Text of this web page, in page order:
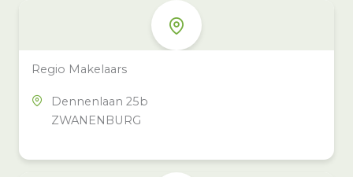
Regio Makelaars
Dennenlaan 25b
ZWANENBURG